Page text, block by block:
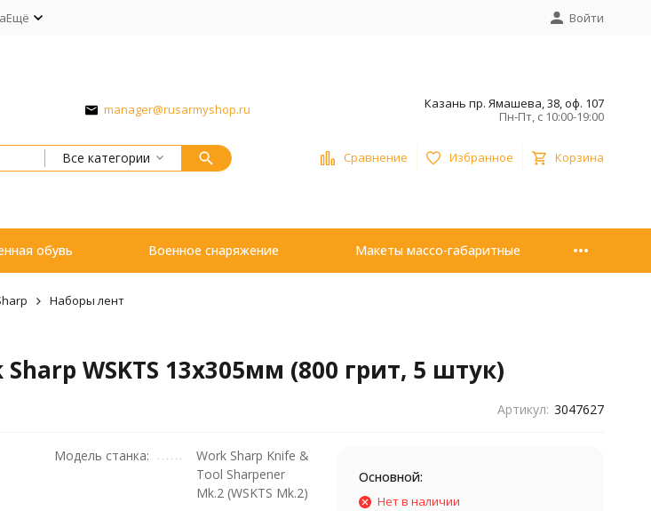
Ещё Войти
manager@rusarmyshop.ru
Казань пр. Ямашева, 38, оф. 107
Пн-Пт, с 10:00-19:00
Все категории Сравнение Избранное Корзина
обувь Военное снаряжение Макеты массо-габаритные
Наборы лент
WSKTS 13x305мм (800 грит, 5 штук)
Артикул: 3047627
Модель станка:
Work Sharp Knife &
Tool Sharpener
Mk.2 (WSKTS Mk.2)
Основной:
Нет в наличии